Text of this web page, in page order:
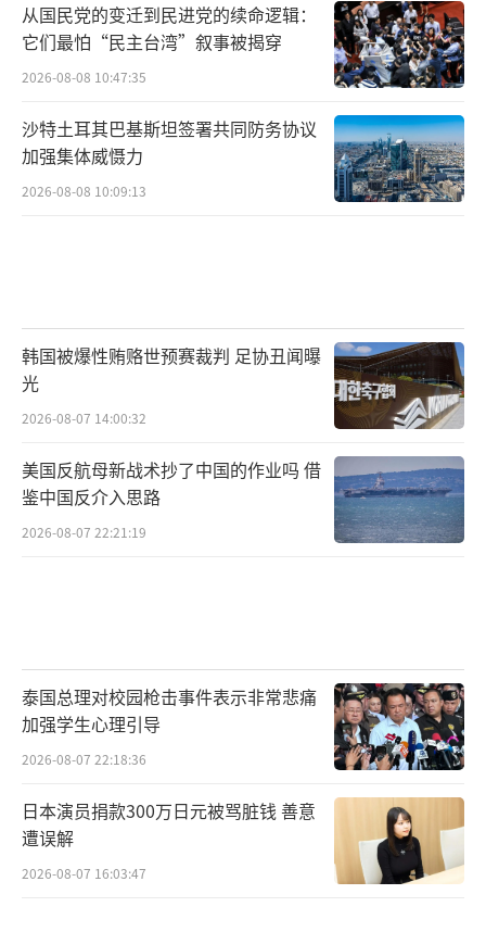
从国民党的变迁到民进党的续命逻辑：
它们最怕“民主台湾”叙事被揭穿
2026-08-08 10:47:35
沙特土耳其巴基斯坦签署共同防务协议
加强集体威慑力
2026-08-08 10:09:13
韩国被爆性贿赂世预赛裁判 足协丑闻曝
光
2026-08-07 14:00:32
美国反航母新战术抄了中国的作业吗 借
鉴中国反介入思路
2026-08-07 22:21:19
泰国总理对校园枪击事件表示非常悲痛
加强学生心理引导
2026-08-07 22:18:36
日本演员捐款300万日元被骂脏钱 善意
遭误解
2026-08-07 16:03:47